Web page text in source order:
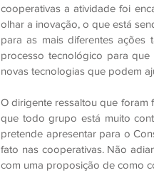
cooperativas a atividade foi
olhar a inovação, o que está
para as mais diferentes
processo tecnológico para que
novas tecnologias que podem
O dirigente ressaltou que foram
que todo grupo está muito
pretende apresentar para o
fato nas cooperativas. Não
com uma proposição de como